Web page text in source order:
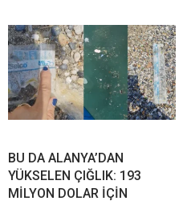
BU DA ALANYA’DAN
YÜKSELEN ÇIĞLIK: 193
MİLYON DOLAR İÇİN